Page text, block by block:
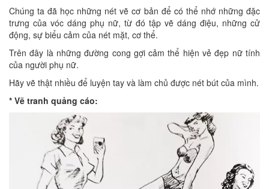
Chúng ta đã học những nét vẽ cơ bản để có thể nhớ những đặc
trưng của vóc dáng phụ nữ, từ đó tập vẽ dáng điệu, những cử
động, sự biểu cảm của nét mặt, cơ thể.
Trên đây là những đường cong gợi cảm thể hiện vẻ đẹp nữ tính
của người phụ nữ.
Hãy vẽ thật nhiều để luyện tay và làm chủ được nét bút của mình.
* Vẽ tranh quảng cáo: